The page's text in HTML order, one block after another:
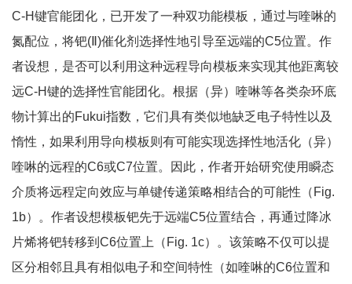
C-H键官能团化，已开发了一种双功能模板，通过与喹啉的
氮配位，将钯(Ⅱ)催化剂选择性地引导至远端的C5位置。作
者设想，是否可以利用这种远程导向模板来实现其他距离较
远C-H键的选择性官能团化。根据（异）喹啉等各类杂环底
物计算出的Fukui指数，它们具有类似地缺乏电子特性以及
惰性，如果利用导向模板则有可能实现选择性地活化（异）
喹啉的远程的C6或C7位置。因此，作者开始研究使用瞬态
介质将远程定向效应与单键传递策略相结合的可能性（Fig.
1b）。作者设想模板钯先于远端C5位置结合，再通过降冰
片烯将钯转移到C6位置上（Fig. 1c）。该策略不仅可以提
区分相邻且具有相似电子和空间特性（如喹啉的C6位置和